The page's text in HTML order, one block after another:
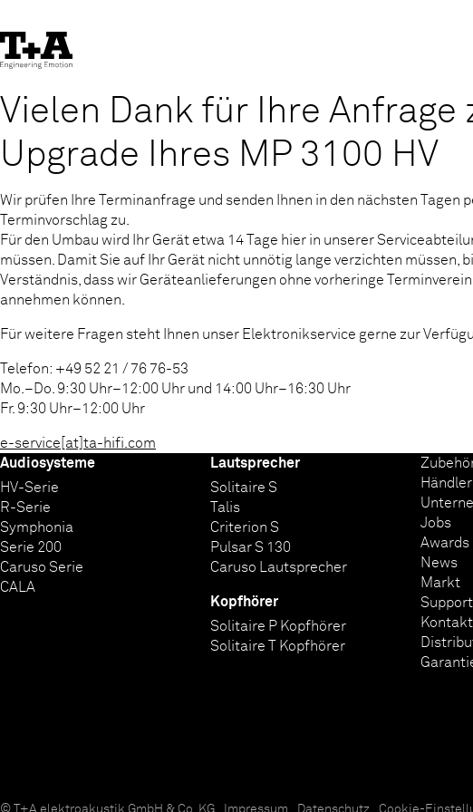
to
Content
Vielen Dank für Ihre Anfrage
Upgrade Ihres MP 3100 HV
Wir prüfen Ihre Terminanfrage und senden Ihnen in den nächsten Tagen
Terminvorschlag zu.
Für den Umbau wird Ihr Gerät etwa 14 Tage hier in unserer
müssen. Damit Sie auf Ihr Gerät nicht unnötig lange verzichten müssen,
Verständnis, dass wir Geräteanlieferungen ohne vorheringe
annehmen können.
Für weitere Fragen steht Ihnen unser Elektronikservice gerne zur
Telefon: +49 52 21 / 76 76-53
Mo.–Do. 9:30 Uhr–12:00 Uhr und 14:00 Uhr–16:30 Uhr
Fr. 9:30 Uhr–12:00 Uhr
e-service[at]ta-hifi.com
Audiosysteme
HV-Serie
R-Serie
Symphonia
Serie 200
Caruso Serie
CALA
Lautsprecher
Solitaire S
Talis
Criterion S
Pulsar S 130
Caruso Lautsprecher
Kopfhörer
Solitaire P Kopfhörer
Solitaire T Kopfhörer
Händler
Jobs
Awards
News
Markt
Support
Kontakt
© T+A elektroakustik GmbH & Co. KG Impressum Datenschutz Cookie-